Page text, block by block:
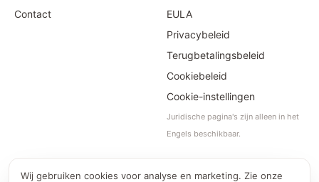
Contact
EULA
Privacybeleid
Terugbetalingsbeleid
Cookiebeleid
Cookie-instellingen
Juridische pagina's zijn alleen in het
Engels beschikbaar.
Wij gebruiken cookies voor analyse en marketing. Zie onze